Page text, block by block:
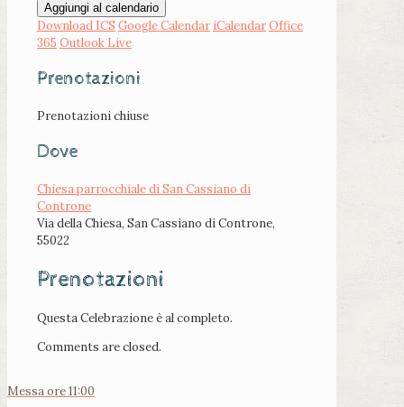
Aggiungi al calendario
Download ICS Google Calendar iCalendarOffice
365 Outlook Live
Prenotazioni
Prenotazioni chiuse
Dove
Chiesa parrocchiale di San Cassiano di
Controne
Via della Chiesa, San Cassiano di Controne,
55022
Prenotazioni
Questa Celebrazione è al completo.
Comments are closed.
Messa ore 11:00